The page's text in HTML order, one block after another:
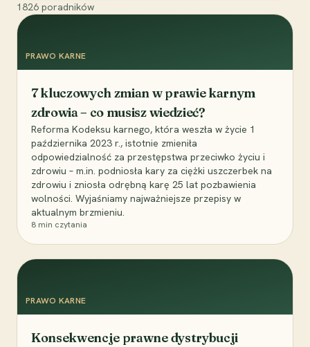
1826 poradników
PRAWO KARNE
7 kluczowych zmian w prawie karnym
zdrowia – co musisz wiedzieć?
Reforma Kodeksu karnego, która weszła w życie 1
października 2023 r., istotnie zmieniła
odpowiedzialność za przestępstwa przeciwko życiu i
zdrowiu – m.in. podniosła kary za ciężki uszczerbek na
zdrowiu i zniosła odrębną karę 25 lat pozbawienia
wolności. Wyjaśniamy najważniejsze przepisy w
aktualnym brzmieniu.
8 min czytania
PRAWO KARNE
Konsekwencje prawne dystrybucji